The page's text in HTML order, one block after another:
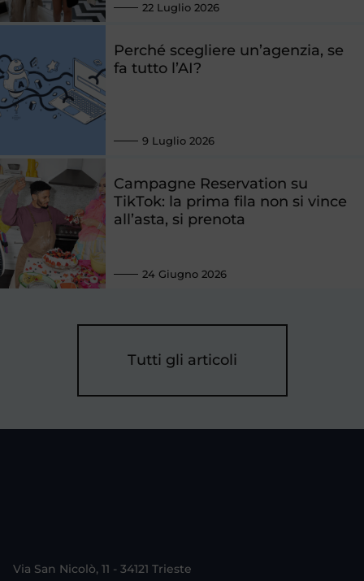
22 Luglio 2026
Perché scegliere un’agenzia, se
fa tutto l’AI?
9 Luglio 2026
Campagne Reservation su
TikTok: la prima fila non si vince
all’asta, si prenota
24 Giugno 2026
Tutti gli articoli
Via San Nicolò, 11 - 34121 Trieste